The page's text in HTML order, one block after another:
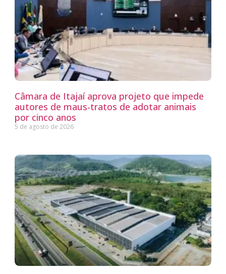
Câmara de Itajaí aprova projeto que impede
autores de maus-tratos de adotar animais
por cinco anos
5 de agosto de 2026